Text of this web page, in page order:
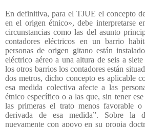
En definitiva, para el TJUE el concepto
en el origen étnico», debe interpretarse
circunstancias como las del asunto
contadores eléctricos en un barrio
personas de origen gitano están
eléctrico aéreo a una altura de seis a
los otros barrios los contadores están
dos metros, dicho concepto es aplicable
esa medida colectiva afecte a las
étnico específico o a las que, sin tener
las primeras el trato menos favorable o
derivada de esa medida”. Sobre la
nuevamente con apoyo en su propia